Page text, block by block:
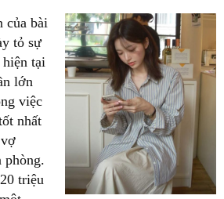
của bài
tỏ sự
tại
lớn
việc
nhất
phòng.
triệu